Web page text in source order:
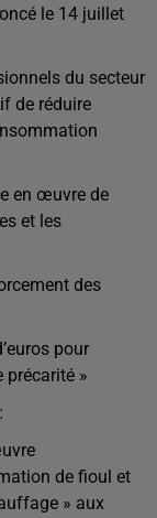
le 14 juillet
du secteur
de réduire
en œuvre de
et les
des
pour
précarité »
de fioul et
» aux